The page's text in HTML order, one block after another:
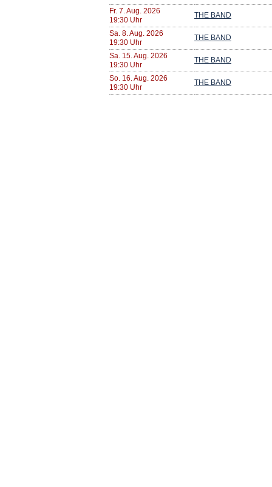
Fr. 7. Aug. 2026
19:30 Uhr
THE BAND
Sa. 8. Aug. 2026
19:30 Uhr
THE BAND
Sa. 15. Aug. 2026
19:30 Uhr
THE BAND
So. 16. Aug. 2026
19:30 Uhr
THE BAND